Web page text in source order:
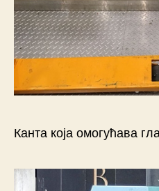
Канта која омогућава